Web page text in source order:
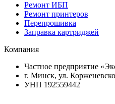
Ремонт ИБП
Ремонт принтеров
Перепрошивка
Заправка картриджей
Компания
Частное предприятие
г. Минск, ул.
УНП 192559442